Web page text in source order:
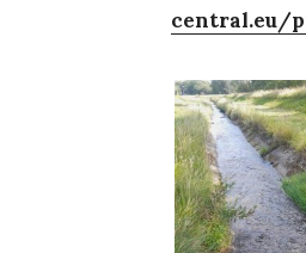
central.eu/